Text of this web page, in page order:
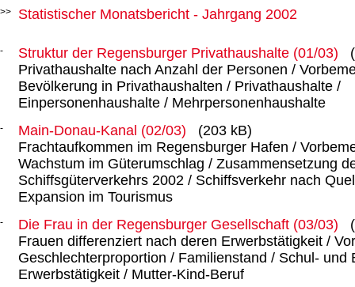
Statistischer Monatsbericht - Jahrgang 2002
Struktur der Regensburger Privathaushalte (01/03)
Privathaushalte nach Anzahl der Personen /
Bevölkerung in Privathaushalten / Privathaushalte /
Einpersonenhaushalte / Mehrpersonenhaushalte
Main-Donau-Kanal (02/03)
(203 kB)
Frachtaufkommen im Regensburger Hafen /
Wachstum im Güterumschlag / Zusammensetzung
Schiffsgüterverkehrs 2002 / Schiffsverkehr nach
Expansion im Tourismus
Die Frau in der Regensburger Gesellschaft (03/03)
Frauen differenziert nach deren Erwerbstätigkeit /
Geschlechterproportion / Familienstand / Schul- und
Erwerbstätigkeit / Mutter-Kind-Beruf